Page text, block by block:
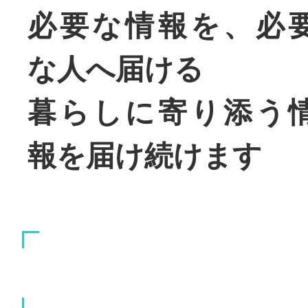
必要な情報を、必
な人へ届ける
暮らしに寄り添う
報を届け続けます